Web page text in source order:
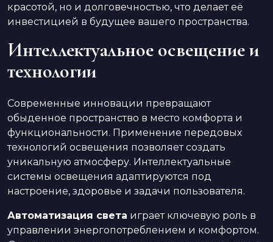
красотой, но и долговечностью, что делает её
инвестицией в будущее вашего пространства.
Интеллектуальное освещение и
технологии
Современные инновации превращают
обыденное пространство в место комфорта и
функциональности. Применение передовых
технологий освещения позволяет создать
уникальную атмосферу. Интеллектуальные
системы освещения адаптируются под
настроение, здоровье и задачи пользователя.
Автоматизация света играет ключевую роль в
управлении энергопотреблением и комфортом.